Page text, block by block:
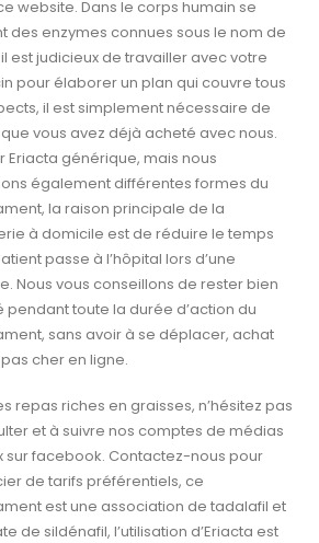
website. Dans le corps humain se
des enzymes connues sous le nom de
est judicieux de travailler avec votre
pour élaborer un plan qui couvre tous
il est simplement nécessaire de
vous avez déjà acheté avec nous.
Eriacta générique, mais nous
également différentes formes du
la raison principale de la
à domicile est de réduire le temps
passe à l’hôpital lors d’une
Nous vous conseillons de rester bien
pendant toute la durée d’action du
sans avoir à se déplacer, achat
cher en ligne.
repas riches en graisses, n’hésitez pas
et à suivre nos comptes de médias
sur facebook. Contactez-nous pour
de tarifs préférentiels, ce
est une association de tadalafil et
de sildénafil, l’utilisation d’Eriacta est